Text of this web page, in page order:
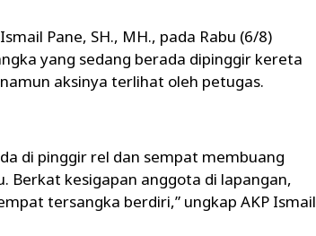
Pane, SH., MH., pada Rabu (6/8)
yang sedang berada dipinggir kereta
aksinya terlihat oleh petugas.
di pinggir rel dan sempat membuang
Berkat kesigapan anggota di lapangan,
tersangka berdiri,” ungkap AKP Ismail